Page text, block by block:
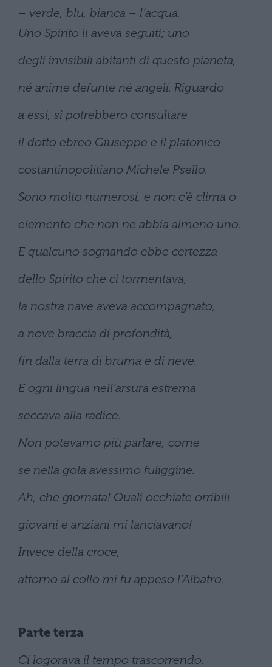
– verde, blu, bianca – l’acqua.
Uno Spirito li aveva seguiti; uno
degli invisibili abitanti di questo pianeta,
né anime defunte né angeli. Riguardo
a essi, si potrebbero consultare
il dotto ebreo Giuseppe e il platonico
costantinopolitiano Michele Psello.
Sono molto numerosi, e non c’è clima o
elemento che non ne abbia almeno uno.
E qualcuno sognando ebbe certezza
dello Spirito che ci tormentava;
la nostra nave aveva accompagnato,
a nove braccia di profondità,
fin dalla terra di bruma e di neve.
E ogni lingua nell’arsura estrema
seccava alla radice.
Non potevamo più parlare, come
se nella gola avessimo fuliggine.
Ah, che giornata! Quali occhiate orribili
giovani e anziani mi lanciavano!
Invece della croce,
attorno al collo mi fu appeso l’Albatro.
Parte terza
Ci logorava il tempo trascorrendo.